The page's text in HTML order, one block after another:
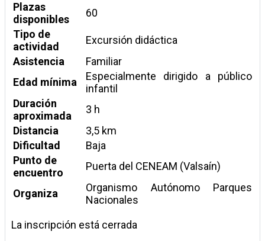
Plazas
disponibles
60
Tipo de
actividad
Excursión didáctica
Asistencia
Familiar
Edad mínima
Especialmente dirigido a público
infantil
Duración
aproximada
3 h
Distancia
3,5 km
Dificultad
Baja
Punto de
encuentro
Puerta del CENEAM (Valsaín)
Organiza
Organismo Autónomo Parques
Nacionales
La inscripción está cerrada